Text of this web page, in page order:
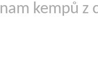
kempů z